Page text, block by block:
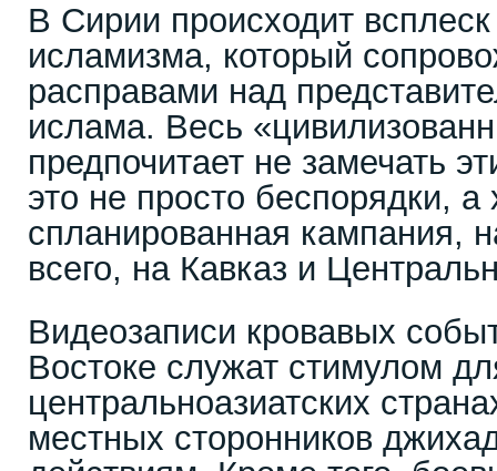
В Сирии происходит
исламизма, который
расправами над
ислама. Весь
предпочитает не замечать
это не просто беспорядки,
спланированная кампания,
всего, на Кавказ и
Видеозаписи кровавых
Востоке служат стимулом
центральноазиатских
местных сторонников